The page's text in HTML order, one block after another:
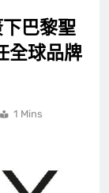
巴黎聖
全球品牌
1 Mins